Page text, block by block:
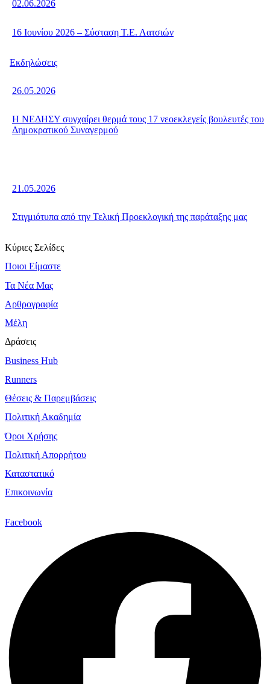
02.06.2026
16 Ιουνίου 2026 – Σύσταση Τ.Ε. Λατσιών
26.05.2026
Η ΝΕΔΗΣΥ συγχαίρει θερμά τους 17 νεοεκλεγείς βουλευτές του
Δημοκρατικού Συναγερμού
Εκδηλώσεις
21.05.2026
Στιγμιότυπα από την Τελική Προεκλογική της παράταξης μας
Κύριες Σελίδες
Ποιοι Είμαστε
Τα Νέα Μας
Αρθρογραφία
Μέλη
Δράσεις
Business Hub
Runners
Θέσεις & Παρεμβάσεις
Πολιτική Ακαδημία
Όροι Χρήσης
Πολιτική Απορρήτου
Καταστατικό
Επικοινωνία
Facebook